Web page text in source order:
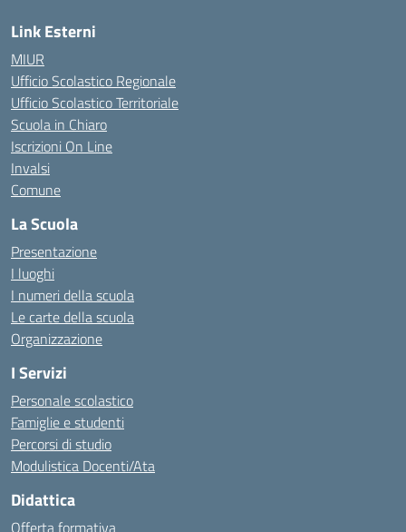
Link Esterni
MIUR
Ufficio Scolastico Regionale
Ufficio Scolastico Territoriale
Scuola in Chiaro
Iscrizioni On Line
Invalsi
Comune
La Scuola
Presentazione
I luoghi
I numeri della scuola
Le carte della scuola
Organizzazione
I Servizi
Personale scolastico
Famiglie e studenti
Percorsi di studio
Modulistica Docenti/Ata
Didattica
Offerta formativa